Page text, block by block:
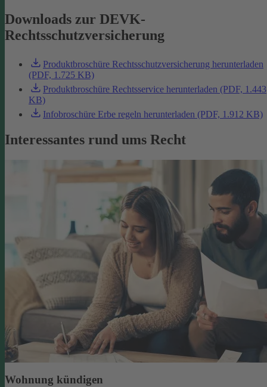
Downloads zur DEVK-
Rechtsschutzversicherung
Produktbroschüre Rechtsschutzversicherung herunterladen
(PDF, 1.725 KB)
Produktbroschüre Rechtsservice herunterladen (PDF, 1.443
KB)
Infobroschüre Erbe regeln herunterladen (PDF, 1.912 KB)
Interessantes rund ums Recht
Wohnung kündigen